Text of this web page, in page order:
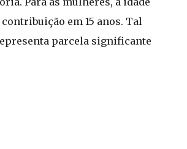
em 15 anos. Tal
parcela significante